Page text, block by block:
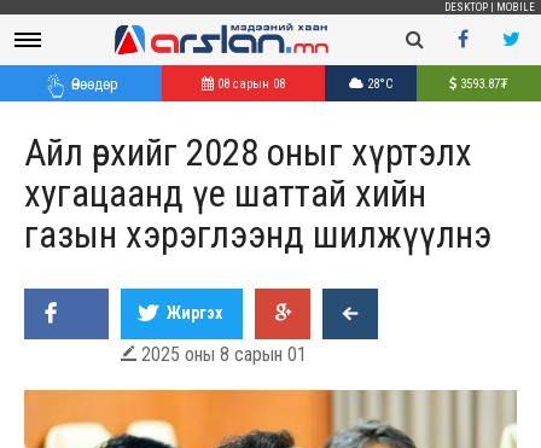
DESKTOP MOBILE
Өнөөдөр 08 сарын 08 28°C 3593.87₮
Айл өрхийг 2028 оныг хүртэлх
хугацаанд үе шаттай хийн
газын хэрэглээнд шилжүүлнэ
Жиргэх
 2025 оны 8 сарын 01